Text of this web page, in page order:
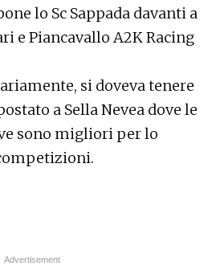
lo Sc Sappada davanti a
e Piancavallo A2K Racing
si doveva tenere
a Sella Nevea dove le
sono migliori per lo